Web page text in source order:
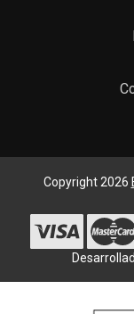
Copyright 2026